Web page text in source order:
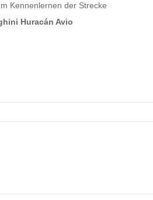
Kennenlernen der Strecke
Huracán Avio